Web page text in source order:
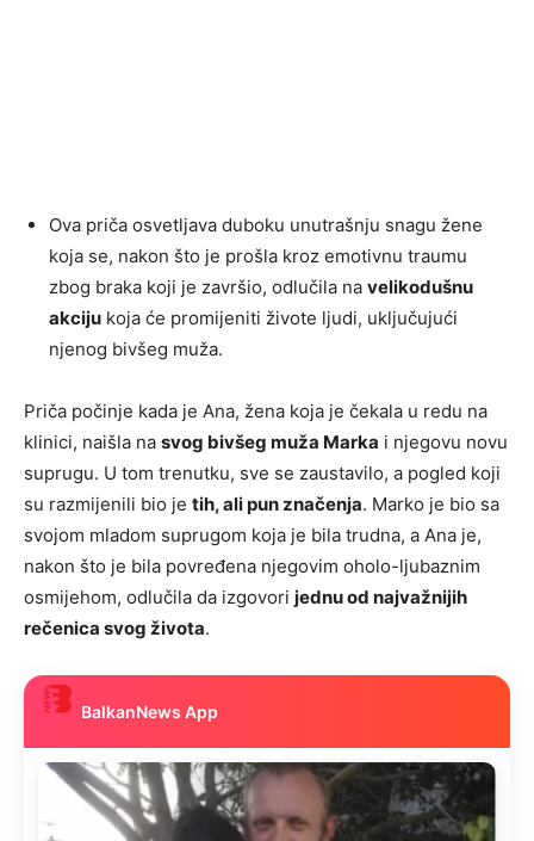
Ova priča osvetljava duboku unutrašnju snagu žene
koja se, nakon što je prošla kroz emotivnu traumu
zbog braka koji je završio, odlučila na velikodušnu
akciju koja će promijeniti živote ljudi, uključujući
njenog bivšeg muža.
Priča počinje kada je Ana, žena koja je čekala u redu na
klinici, naišla na svog bivšeg muža Marka i njegovu novu
suprugu. U tom trenutku, sve se zaustavilo, a pogled koji
su razmijenili bio je tih, ali pun značenja. Marko je bio sa
svojom mladom suprugom koja je bila trudna, a Ana je,
nakon što je bila povređena njegovim oholo-ljubaznim
osmijehom, odlučila da izgovori jednu od najvažnijih
rečenica svog života.
BalkanNews App